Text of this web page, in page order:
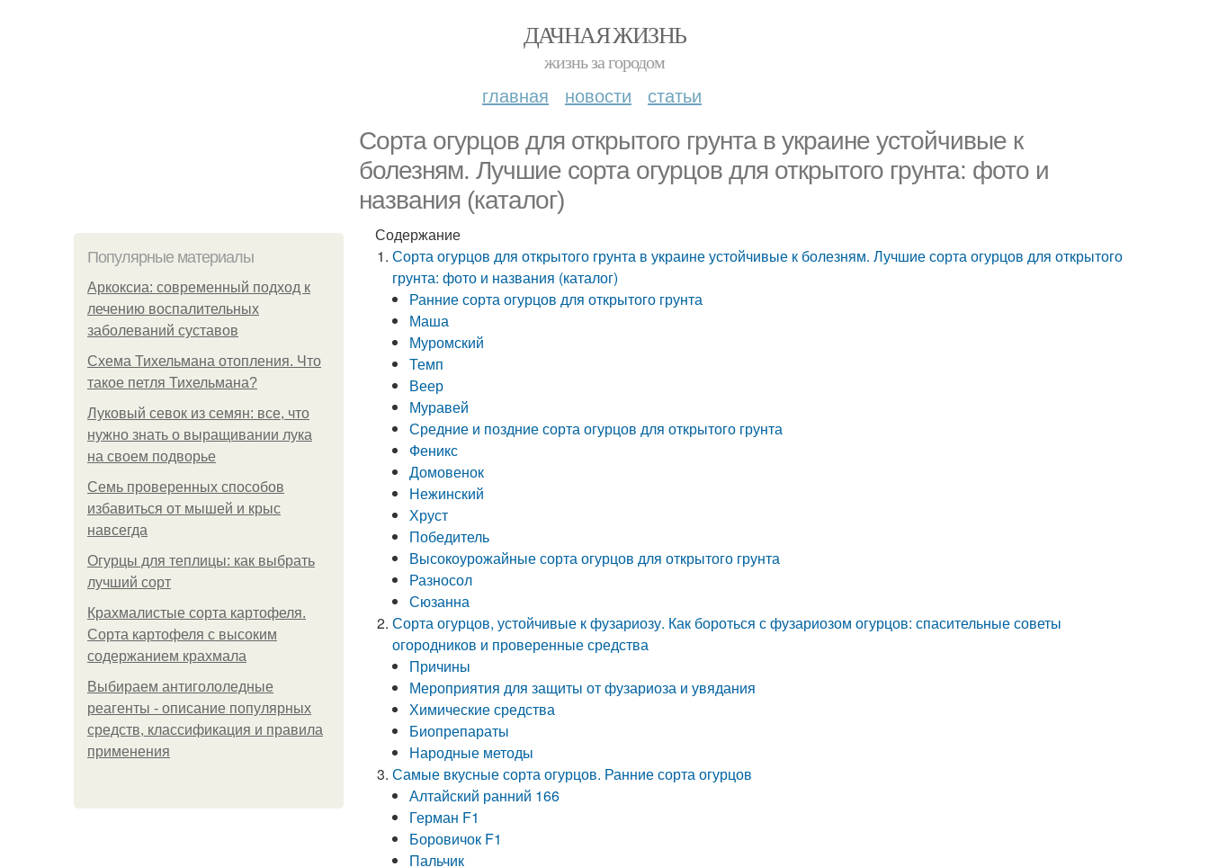
ДАЧНАЯ ЖИЗНЬ
жизнь за городом
главная новости статьи
Сорта огурцов для открытого грунта в украине устойчивые к
болезням. Лучшие сорта огурцов для открытого грунта: фото и
названия (каталог)
Популярные материалы
Аркоксиа: современный подход к
лечению воспалительных
заболеваний суставов
Схема Тихельмана отопления. Что
такое петля Тихельмана?
Луковый севок из семян: все, что
нужно знать о выращивании лука
на своем подворье
Семь проверенных способов
избавиться от мышей и крыс
навсегда
Огурцы для теплицы: как выбрать
лучший сорт
Крахмалистые сорта картофеля.
Сорта картофеля с высоким
содержанием крахмала
Выбираем антигололедные
реагенты - описание популярных
средств, классификация и правила
применения
Содержание
Сорта огурцов для открытого грунта в украине устойчивые к болезням. Лучшие сорта огурцов для открытого
грунта: фото и названия (каталог)
Ранние сорта огурцов для открытого грунта
Маша
Муромский
Темп
Веер
Муравей
Средние и поздние сорта огурцов для открытого грунта
Феникс
Домовенок
Нежинский
Хруст
Победитель
Высокоурожайные сорта огурцов для открытого грунта
Разносол
Сюзанна
Сорта огурцов, устойчивые к фузариозу. Как бороться с фузариозом огурцов: спасительные советы
огородников и проверенные средства
Причины
Мероприятия для защиты от фузариоза и увядания
Химические средства
Биопрепараты
Народные методы
Самые вкусные сорта огурцов. Ранние сорта огурцов
Алтайский ранний 166
Герман F1
Боровичок F1
Пальчик